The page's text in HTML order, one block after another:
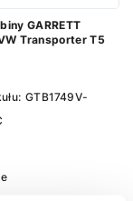
GARRETT
Transporter T5
GTB1749V-